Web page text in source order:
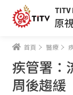
TITV
原
首頁 醫療
疾管署：
周後趨緩